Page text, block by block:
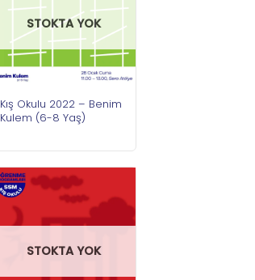
STOKTA YOK
Kış Okulu 2022 – Benim
Kulem (6-8 Yaş)
STOKTA YOK